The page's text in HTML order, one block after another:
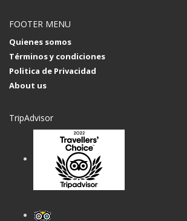
FOOTER MENU
Quienes somos
Términos y condiciones
Politica de Privacidad
About us
TripAdvisor